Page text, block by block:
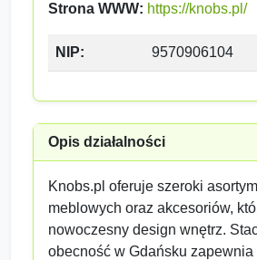
Strona WWW: https://knobs.pl/
NIP: 9570906104
Opis działalności
Knobs.pl oferuje szeroki
meblowych oraz akcesoriów,
nowoczesny design wnętrz.
obecność w Gdańsku zapewnia